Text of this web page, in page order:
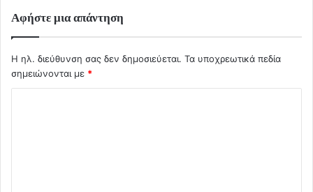
Αφήστε μια απάντηση
Η ηλ. διεύθυνση σας δεν δημοσιεύεται. Τα υποχρεωτικά πεδία
σημειώνονται με *